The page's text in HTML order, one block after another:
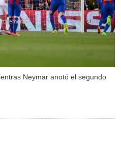
Neymar anotó el segundo
X
X